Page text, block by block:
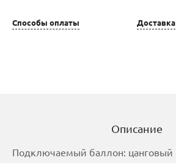
Способы оплаты Доставка
Описание
Подключаемый баллон: цанговый